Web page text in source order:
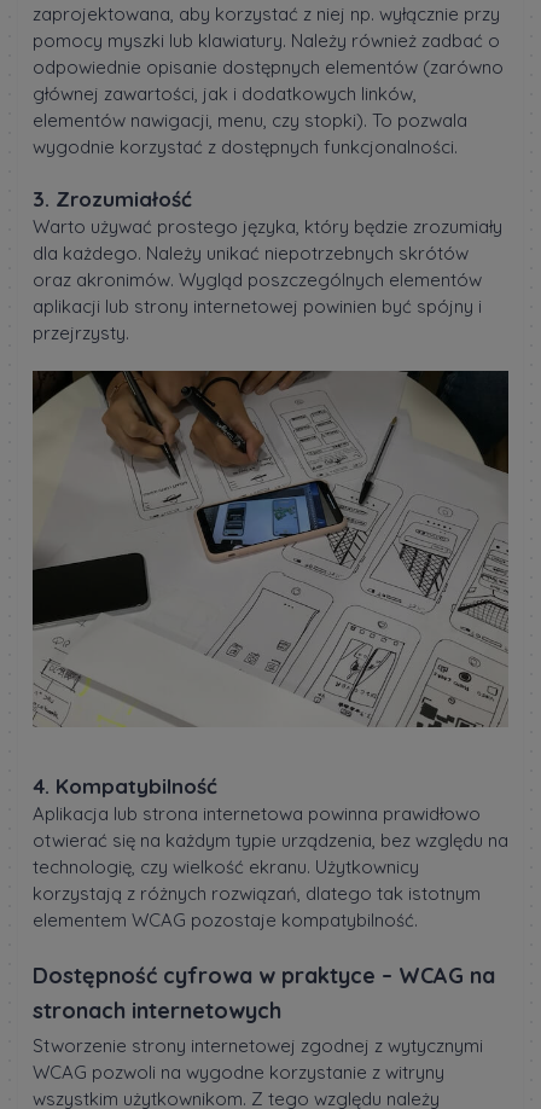
zaprojektowana, aby korzystać z niej np. wyłącznie przy
pomocy myszki lub klawiatury. Należy również zadbać o
odpowiednie opisanie dostępnych elementów (zarówno
głównej zawartości, jak i dodatkowych linków,
elementów nawigacji, menu, czy stopki). To pozwala
wygodnie korzystać z dostępnych funkcjonalności.
3. Zrozumiałość
Warto używać prostego języka, który będzie zrozumiały
dla każdego. Należy unikać niepotrzebnych skrótów
oraz akronimów. Wygląd poszczególnych elementów
aplikacji lub strony internetowej powinien być spójny i
przejrzysty.
4. Kompatybilność
Aplikacja lub strona internetowa powinna prawidłowo
otwierać się na każdym typie urządzenia, bez względu na
technologię, czy wielkość ekranu. Użytkownicy
korzystają z różnych rozwiązań, dlatego tak istotnym
elementem WCAG pozostaje kompatybilność.
Dostępność cyfrowa w praktyce – WCAG na
stronach internetowych
Stworzenie strony internetowej zgodnej z wytycznymi
WCAG pozwoli na wygodne korzystanie z witryny
wszystkim użytkownikom. Z tego względu należy